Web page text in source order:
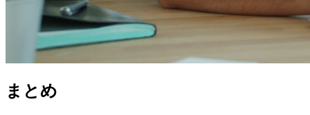
まとめ